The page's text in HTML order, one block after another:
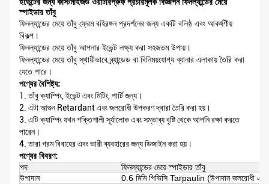
ইভেন্টের জন্য কাস্টমাইজড ওয়াটারপ্রুফ প্রচারমূলক বিজ্ঞাপন ফিনল্যান্ডের মেয়ে
স্পাইডার তাঁবু
ফিনল্যান্ডের মেয়ে তাঁবু ফ্রেম বহিরঙ্গন প্রদর্শনের জন্য একটি বলিষ্ঠ এবং আকর্ষণীয়
বিকল্প।
ফিনল্যান্ডের মেয়ে তাঁবু আপনার ইভেন্ট লক্ষ্য করা সহজতম উপায়।
ফিনল্যান্ডের মেয়ে তাঁবু স্থায়ীভাবে ব্র্যান্ডেড বা বিনিময়যোগ্য ব্যানার এলাকায় তৈরি করা
যেতে পারে।
পণ্যের বৈশিষ্ট্য:
1. তাঁবু ক্যাম্পিং, ইভেন্ট এবং মিটিং, পার্টি জন্য।
2. এটা আগুন Retardant এবং জলরোধী উপকরণ দ্বারা তৈরি করা হয়।
3. এটি ক্যাম্পিং যখন শক্তিশালী সূর্যালোক এবং সম্ভাব্য বৃষ্টি থেকে আপনি রক্ষা করতে
পারেন।
4. তারা গরম বিবাহের এবং ভারী ব্যবহারের জন্য ডিজাইন করা হয়।
পণ্যের বিবরণ:
পদ
ফিনল্যান্ডের মেয়ে স্পাইডার তাঁবু
উপাদান
0.6 মিমি পিভিসি Tarpaulin (উপাদান জলরোধী